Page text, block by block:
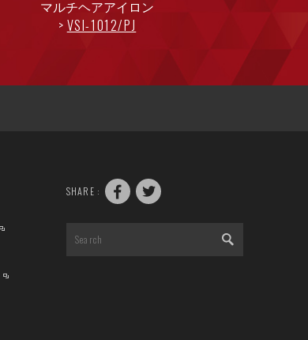
マルチヘアアイロン
VSI-1012/PJ
SHARE :